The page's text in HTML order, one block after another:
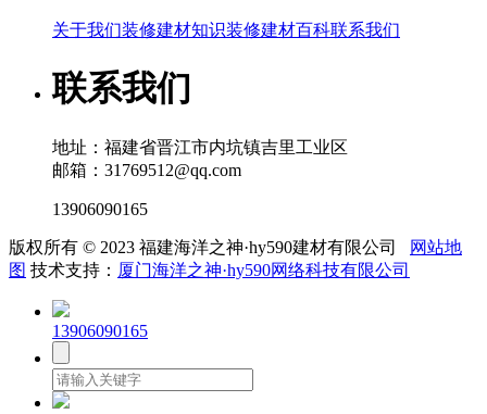
关于我们装修建材知识装修建材百科联系我们
联系我们
地址：福建省晋江市内坑镇吉里工业区
邮箱：31769512@qq.com
13906090165
版权所有 © 2023 福建海洋之神·hy590建材有限公司
网站地
图 技术支持： 厦门海洋之神·hy590网络科技有限公司
13906090165